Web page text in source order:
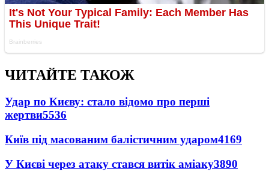
ЧИТАЙТЕ ТАКОЖ
Удар по Києву: стало відомо про перші
жертви5536
Київ під масованим балістичним ударом4169
У Києві через атаку стався витік аміаку3890